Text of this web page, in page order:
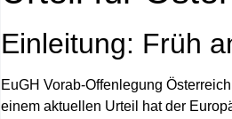
Einleitung: Früh
EuGH Vorab-Offenlegung Österreich
einem aktuellen Urteil hat der